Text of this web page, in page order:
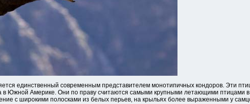
единственный современным представителем монотипичных кондоров. Эти
в Южной Америке. Они по праву считаются самыми крупными летающими птицами в
с широкими полосками из белых перьев, на крыльях более выраженными у